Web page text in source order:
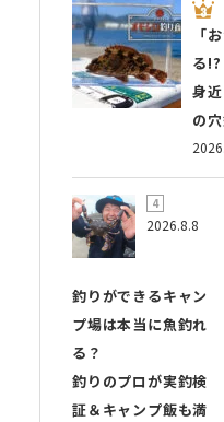
「
る!?
身
の
2026.8.8
釣りができるキャン
プ場は本当に魚釣れ
る？
釣りのプロが実釣検
証＆キャンプ飯も満